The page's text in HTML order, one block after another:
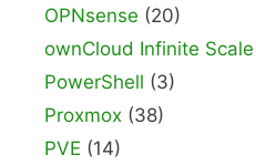
OPNsense (20)
ownCloud Infinite Scale
PowerShell (3)
Proxmox (38)
PVE (14)